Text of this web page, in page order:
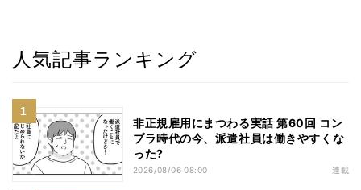
人気記事ランキング
非正規雇用にまつわる実話 第60回 コン
プラ時代の今、派遣社員は働きやすくな
った?
2026/08/06 08:00 連載